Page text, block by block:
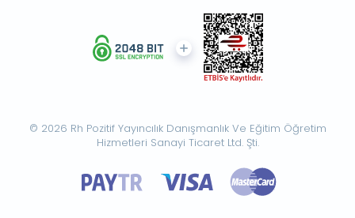
© 2026 Rh Pozitif Yayıncılık Danışmanlık Ve Eğitim Öğretim
Hizmetleri Sanayi Ticaret Ltd. Şti.